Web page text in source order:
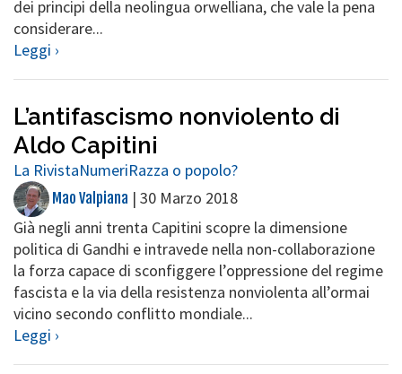
dei principi della neolingua orwelliana, che vale la pena
considerare...
Leggi ›
L’antifascismo nonviolento di
Aldo Capitini
La RivistaNumeriRazza o popolo?
Mao Valpiana | 30 Marzo 2018
Già negli anni trenta Capitini scopre la dimensione
politica di Gandhi e intravede nella non-collaborazione
la forza capace di sconfiggere l’oppressione del regime
fascista e la via della resistenza nonviolenta all’ormai
vicino secondo conflitto mondiale...
Leggi ›